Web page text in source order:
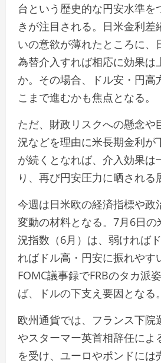
台という歴史的な円安水準を
きが注目される。日米金利差
いの意欲が薄れたところに、
為替介入すれば相応に効果は
か。その場合、ドル安・円高
こまで進むかも焦点となる。
ただ、財政リスクへの懸念や
況などを理由に米長期金利が
が続くとなれば、介入効果は
り、再び円安圧力に晒される
今週は日米欧の経済指標や政
変動の材料となる。7月6日の
況指数（6月）は、弱ければ
ればドル高・円安に振れやす
FOMC議事録でFRBのタカ派
ば、ドルの下支え要因となる。
欧州通貨では、フランス下院
やスターマー英首相辞任によ
を受け、ユーロやポンドには